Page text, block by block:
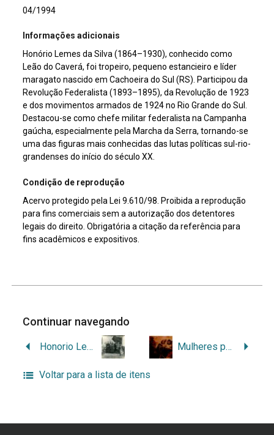
04/1994
Informações adicionais
Honório Lemes da Silva (1864–1930), conhecido como
Leão do Caverá, foi tropeiro, pequeno estancieiro e líder
maragato nascido em Cachoeira do Sul (RS). Participou da
Revolução Federalista (1893–1895), da Revolução de 1923
e dos movimentos armados de 1924 no Rio Grande do Sul.
Destacou-se como chefe militar federalista na Campanha
gaúcha, especialmente pela Marcha da Serra, tornando-se
uma das figuras mais conhecidas das lutas políticas sul-rio-
grandenses do início do século XX.
Condição de reprodução
Acervo protegido pela Lei 9.610/98. Proibida a reprodução
para fins comerciais sem a autorização dos detentores
legais do direito. Obrigatória a citação da referência para
fins acadêmicos e expositivos.
Continuar navegando
Honorio Lemes e companheiros Mulheres posando de soldados
Voltar para a lista de itens